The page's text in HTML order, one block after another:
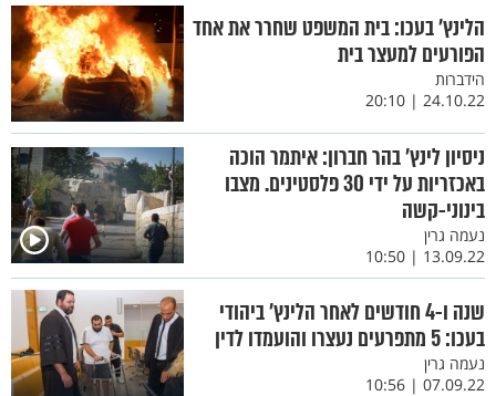
הלינץ’ בעכו: בית המשפט שחרר את אחד
הפורעים למעצר בית
הידברות
24.10.22 | 20:10
ניסיון לינץ’ בהר חברון: איתמר הוכה
באכזריות על ידי 30 פלסטינים. מצבו
בינוני-קשה
נעמה גרין
13.09.22 | 10:50
שנה ו-4 חודשים לאחר הלינץ’ ביהודי
בעכו: 5 מתפרעים נעצרו והועמדו לדין
נעמה גרין
07.09.22 | 10:56